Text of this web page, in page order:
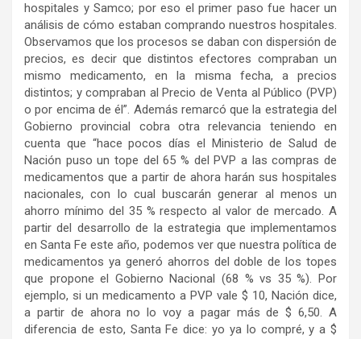
hospitales y Samco; por eso el primer paso fue hacer un
análisis de cómo estaban comprando nuestros hospitales.
Observamos que los procesos se daban con dispersión de
precios, es decir que distintos efectores compraban un
mismo medicamento, en la misma fecha, a precios
distintos; y compraban al Precio de Venta al Público (PVP)
o por encima de él”. Además remarcó que la estrategia del
Gobierno provincial cobra otra relevancia teniendo en
cuenta que “hace pocos días el Ministerio de Salud de
Nación puso un tope del 65 % del PVP a las compras de
medicamentos que a partir de ahora harán sus hospitales
nacionales, con lo cual buscarán generar al menos un
ahorro mínimo del 35 % respecto al valor de mercado. A
partir del desarrollo de la estrategia que implementamos
en Santa Fe este año, podemos ver que nuestra política de
medicamentos ya generó ahorros del doble de los topes
que propone el Gobierno Nacional (68 % vs 35 %). Por
ejemplo, si un medicamento a PVP vale $ 10, Nación dice,
a partir de ahora no lo voy a pagar más de $ 6,50. A
diferencia de esto, Santa Fe dice: yo ya lo compré, y a $